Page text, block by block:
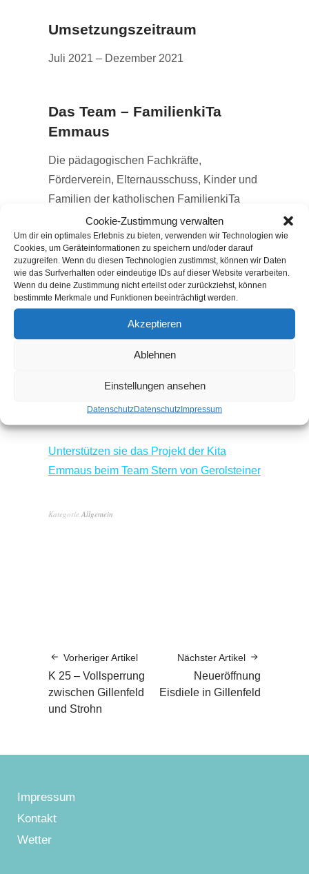
Cookie-Zustimmung verwalten
Um dir ein optimales Erlebnis zu bieten, verwenden wir Technologien wie
Cookies, um Geräteinformationen zu speichern und/oder darauf
zuzugreifen. Wenn du diesen Technologien zustimmst, können wir Daten
wie das Surfverhalten oder eindeutige IDs auf dieser Website verarbeiten.
Wenn du deine Zustimmung nicht erteilst oder zurückziehst, können
bestimmte Merkmale und Funktionen beeinträchtigt werden.
Akzeptieren
Ablehnen
Einstellungen ansehen
DatenschutzDatenschutzImpressum
Umsetzungszeitraum
Juli 2021 – Dezember 2021
Das Team – FamilienkiTa
Emmaus
Die pädagogischen Fachkräfte,
Förderverein, Elternausschuss, Kinder und
Familien der katholischen FamilienkiTa
Emmaus in Kooperation mit der
Ortsgemeinde Gillenfeld und dem Forstamt
Daun. Die Kooperationsgemeinschaft hat
das gemeinsame Ziel, das Waldareal auf
der Ley für Kinder und Naturliebhaber
Forstamt Daun, zertifiziert als Lernort für
Fachwissen, Rat und Tatkraft zur Seite
stehen wird.
Unterstützen sie das Projekt der Kita
Emmaus beim Team Stern von Gerolsteiner
Kategorie Allgemein
Vorheriger Artikel
K 25 – Vollsperrung
zwischen Gillenfeld
und Strohn
Nächster Artikel
Neueröffnung
Eisdiele in Gillenfeld
Impressum
Kontakt
Wetter